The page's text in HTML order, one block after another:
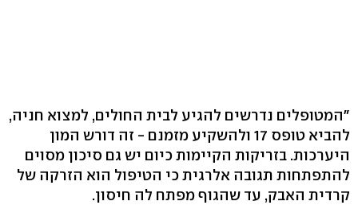
"המטופלים נדרשים להגיע לבית החולים, למצוא חניה,
להביא טופס 17 ולהשקיע מזמנם - זה דורש המון
היערכות. בזריקות הקיימות כיום יש גם סיכון מסוים
להתפתחות תגובה אלרגית כי הטיפול הוא הזרקה של
קרדית האבק, עד שהגוף מפתח לה חיסון.